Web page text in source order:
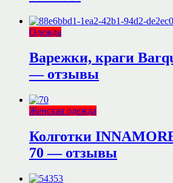
Одежда
Варежки, краги
— отзывы
Женская одежда
Колготки
70 — отзывы